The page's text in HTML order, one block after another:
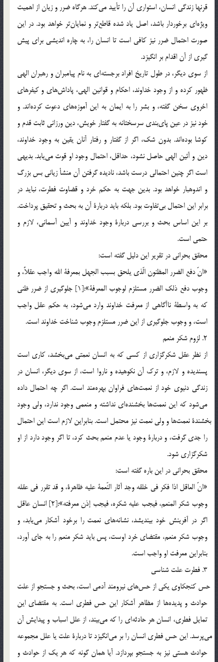
قرنها زندگي انسان، استواري آن را تأييد مي‎كند. هرگاه ضرر و زيان از اهميت
ويژه‎اي برخوردار باشد، اصل ياد شده قاطع‎تر و نمايان‎تر خواهد بود. در اين
صورت احتمال ضرر نيز كافي است تا انسان را، به چاره انديشي براي پيش
گيري از آن اقدام بر انگيزد.
از سوي ديگر، در طول تاريخ افراد برجسته‎اي به نام پيامبران و رهبران الهي
ظهور كرده و از وجود خداوند، احكام و قوانين الهي، پاداش‎هاي و كيفرهاي
اخروي سخن گفته، و بشر را به ايمان به اين آموزه‎هاي دعوت كرده‎اند. و
خود نيز در عين پاي‎بندي سرسختانه به گفتار خويش، دين ورزاني ثابت قدم و
كوشا بوده‎اند. بدون شك، اگر از گفتار و رفتار آنان يقين به وجود خداوند،
‌دين و آئين الهي حاصل نشود، حداقل، احتمال وجود او قوت مي‎يابد. بديهي
است اگر چنين احتمالي درست باشد، ناديده گرفتن آن منشأ زياني بس بزرگ
و اندوهبار خواهد بود. بدين جهت به حكم خرد و قضاوت فطرت، نبايد در
برابر اين احتمال بي‎تفاوت بود. بلكه بايد دربارة آن به بحث و تحقيق پرداخت.
بر اين اساس بحث و بررسي دربارة وجود خداوند و آيين آسماني، لازم و
حتمي است.
محقق بحراني در تقرير اين دليل گفته است:
«انّ دفع الضرر المظنون الّذي يلحق بسبب الجهل بمعرفة الله واجب عقلاً، و
وجوب دفع ذلك الضرر مستلزم لوجوب المعرفة»:[1] جلوگيري از ضرر ظني
كه به واسطة ناآگاهي از معرفت خداوند وارد مي‎شود، به حكم عقل واجب
است، و وجوب جلوگيري از اين ضرر مستلزم وجوب شناخت خداوند است.
2. لزوم شكر منعم
از نظر عقل شكرگزاري از كسي كه به انسان نعمتي مي‎بخشد، كاري است
پسنديده و لازم، و ترك آن نكوهيده و ناروا است، از سوي ديگر، انسان در
زندگي دنيوي خود از نعمت‎هاي فراوان بهره‎مند است. اگر چه احتمال داده
مي‎شود كه اين نعمت‎ها بخشنده‎اي نداشته و منعمي وجود ندارد، ولي وجود
بخشندة نعمت‎ها و ولي نعمت نيز محتمل است. بنابراين لازم است اين احتمال
را جدي گرفت، و دربارة وجود يا عدم منعم بحث كرد، تا اگر وجود دارد از او
شكرگزاري شود.
محقق بحراني در اين باره گفته است:
«انّ العاقل اذا فكر في خلقه وجد آثار النّعمة عليه ظاهرة، و قد تقرر في عقله
وجوب شكر المنعم، فيجب عليه شكره، فيجب إذن معرفته»:[2] انسان عاقل
اگر در آفرينش خود بينديشد، نشانه‎هاي نعمت را برخود آشكار مي‎يابد، و
وجوب شكر منعم، مقتضاي خرد اوست، پس بايد شكر منعم را به جاي آورد،
بنابراين معرفت او واجب است.
3. فطرت علت شناسي
حس كنجكاوي يكي از حس‎هاي نيرومند آدمي است، بحث و جستجو از علت
حوادث و پديده‎ها از مظاهر آشكار اين حس فطري است. به مقتضاي اين
تمايل فطري، انسان هر حادثه‎اي را كه مي‎بيند، از علل اسباب و پيدايش آن
مي‎پرسد. اين حس فطري انسان را بر مي‎انگيزد تا دربارة علت يا علل مجموعه
حوادث هستي نيز به جستجو بپردازد. آيا همان گونه كه هر يك از حوادث و